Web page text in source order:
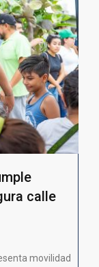
calle
movilidad